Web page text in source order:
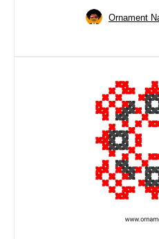
Ornament